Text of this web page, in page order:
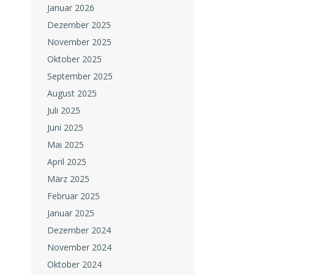
Januar 2026
Dezember 2025
November 2025
Oktober 2025
September 2025
August 2025
Juli 2025
Juni 2025
Mai 2025
April 2025
März 2025
Februar 2025
Januar 2025
Dezember 2024
November 2024
Oktober 2024